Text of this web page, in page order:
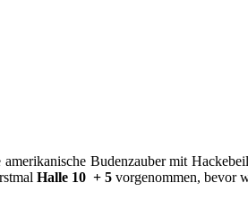
Budenzauber mit
Halle 10 + 5 vorgenommen, bevor